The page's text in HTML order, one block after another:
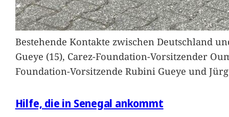
Bestehende Kontakte zwischen Deutschland
Gueye (15), Carez-Foundation-Vorsitzender
Foundation-Vorsitzende Rubini Gueye und
Hilfe, die in Senegal ankommt